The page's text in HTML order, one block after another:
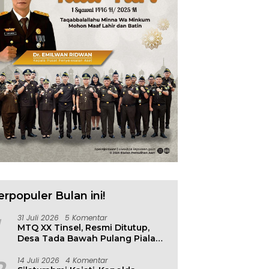
Bulan ini!
31 Juli 2026 5 Komentar
MTQ XX Tinsel, Resmi Ditutup,
Desa Tada Bawah Pulang Piala
14 Juli 2026 4 Komentar